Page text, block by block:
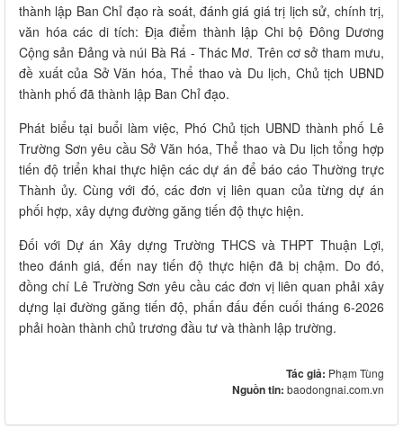
thành lập Ban Chỉ đạo rà soát, đánh giá giá trị lịch sử, chính trị,
văn hóa các di tích: Địa điểm thành lập Chi bộ Đông Dương
Cộng sản Đảng và núi Bà Rá - Thác Mơ. Trên cơ sở tham mưu,
đề xuất của Sở Văn hóa, Thể thao và Du lịch, Chủ tịch UBND
thành phố đã thành lập Ban Chỉ đạo.
Phát biểu tại buổi làm việc, Phó Chủ tịch UBND thành phố Lê
Trường Sơn yêu cầu Sở Văn hóa, Thể thao và Du lịch tổng hợp
tiến độ triển khai thực hiện các dự án để báo cáo Thường trực
Thành ủy. Cùng với đó, các đơn vị liên quan của từng dự án
phối hợp, xây dựng đường găng tiến độ thực hiện.
Đối với Dự án Xây dựng Trường THCS và THPT Thuận Lợi,
theo đánh giá, đến nay tiến độ thực hiện đã bị chậm. Do đó,
đồng chí Lê Trường Sơn yêu cầu các đơn vị liên quan phải xây
dựng lại đường găng tiến độ, phấn đấu đến cuối tháng 6-2026
phải hoàn thành chủ trương đầu tư và thành lập trường.
Tác giả: Phạm Tùng
Nguồn tin: baodongnai.com.vn